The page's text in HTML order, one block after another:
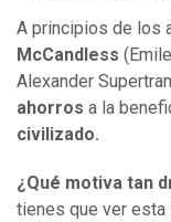
A principios de los
McCandless
Alexander
ahorros a la
civilizado.
¿Qué motiva tan
tienes que ver esta